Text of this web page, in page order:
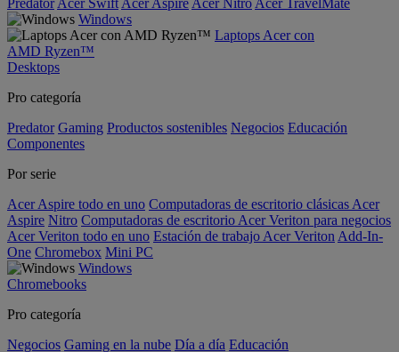
Predator Acer Swift Acer Aspire Acer Nitro Acer TravelMate
Windows
Laptops Acer con
AMD Ryzen™
Desktops
Pro categoría
Predator Gaming Productos sostenibles Negocios Educación
Componentes
Por serie
Acer Aspire todo en uno Computadoras de escritorio clásicas Acer
Aspire Nitro Computadoras de escritorio Acer Veriton para negocios
Acer Veriton todo en uno Estación de trabajo Acer Veriton Add-In-
One Chromebox Mini PC
Windows
Chromebooks
Pro categoría
Negocios Gaming en la nube Día a día Educación